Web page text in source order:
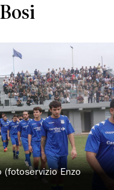
(fotoservizio Enzo